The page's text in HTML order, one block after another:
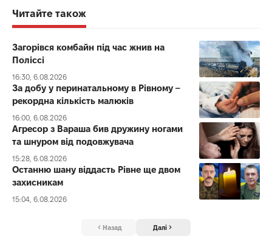
Читайте також
Загорівся комбайн під час жнив на
Поліссі
16:30, 6.08.2026
За добу у перинатальному в Рівному –
рекордна кількість малюків
16:00, 6.08.2026
Агресор з Вараша бив дружину ногами
та шнуром від подовжувача
15:28, 6.08.2026
Останню шану віддасть Рівне ще двом
захисникам
15:04, 6.08.2026
Назад Далі